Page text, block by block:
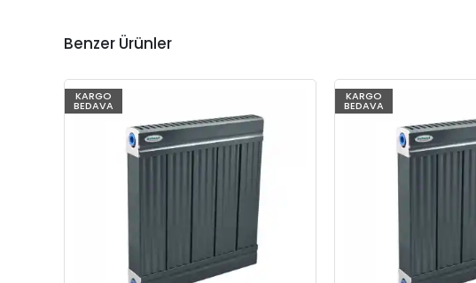
Benzer Ürünler
KARGO
BEDAVA
KARGO
BEDAVA